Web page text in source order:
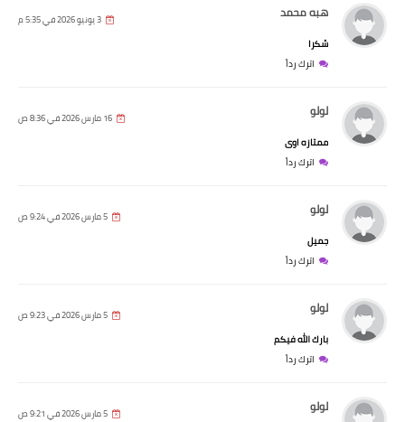
هبه محمد 3 يونيو 2026 في 5:35 م
شكرا
اترك رداً
لولو 16 مارس 2026 في 8:36 ص
ممتازه اوى
اترك رداً
لولو 5 مارس 2026 في 9:24 ص
جميل
اترك رداً
لولو 5 مارس 2026 في 9:23 ص
بارك الله فيكم
اترك رداً
لولو 5 مارس 2026 في 9:21 ص